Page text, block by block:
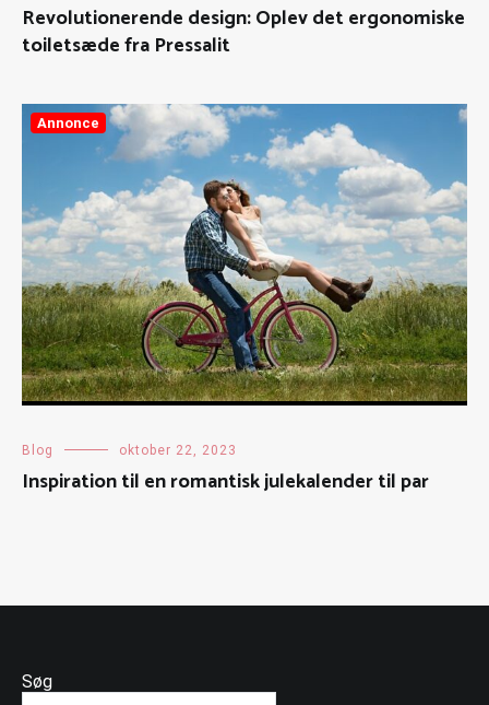
Revolutionerende design: Oplev det ergonomiske
toiletsæde fra Pressalit
Annonce
Blog oktober 22, 2023
Inspiration til en romantisk julekalender til par
Søg